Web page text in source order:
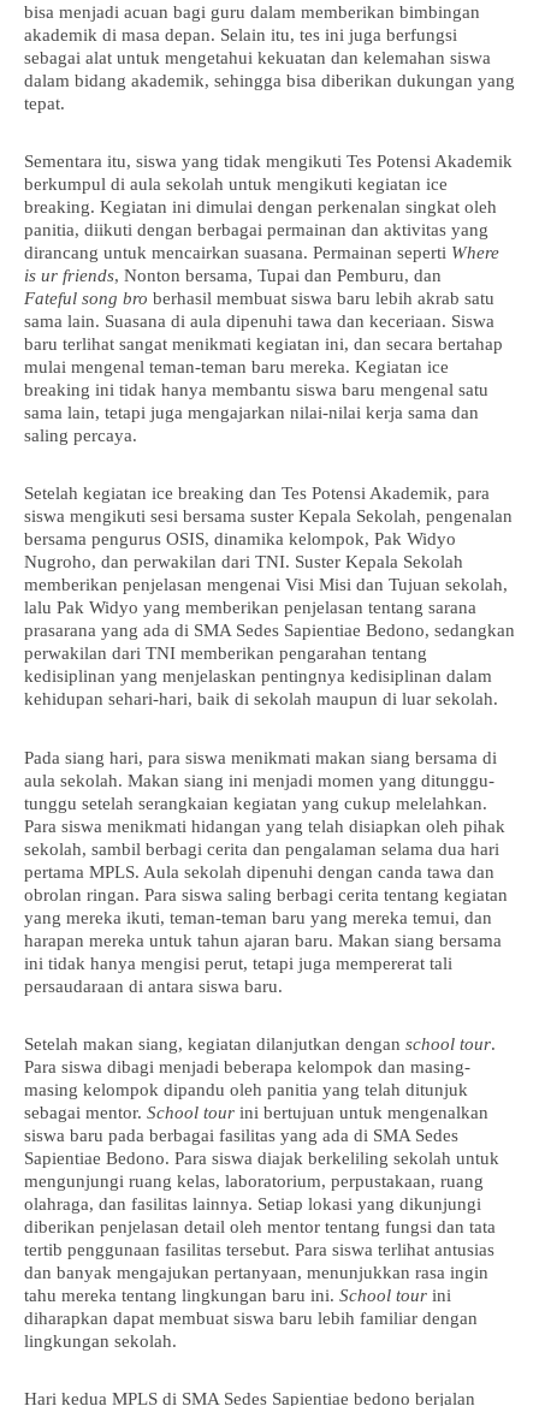
bisa menjadi acuan bagi guru dalam memberikan bimbingan
akademik di masa depan. Selain itu, tes ini juga berfungsi
sebagai alat untuk mengetahui kekuatan dan kelemahan siswa
dalam bidang akademik, sehingga bisa diberikan dukungan yang
tepat.
Sementara itu, siswa yang tidak mengikuti Tes Potensi Akademik
berkumpul di aula sekolah untuk mengikuti kegiatan ice
breaking. Kegiatan ini dimulai dengan perkenalan singkat oleh
panitia, diikuti dengan berbagai permainan dan aktivitas yang
dirancang untuk mencairkan suasana. Permainan seperti Where
is ur friends, Nonton bersama, Tupai dan Pemburu, dan
Fateful song bro berhasil membuat siswa baru lebih akrab satu
sama lain. Suasana di aula dipenuhi tawa dan keceriaan. Siswa
baru terlihat sangat menikmati kegiatan ini, dan secara bertahap
mulai mengenal teman-teman baru mereka. Kegiatan ice
breaking ini tidak hanya membantu siswa baru mengenal satu
sama lain, tetapi juga mengajarkan nilai-nilai kerja sama dan
saling percaya.
Setelah kegiatan ice breaking dan Tes Potensi Akademik, para
siswa mengikuti sesi bersama suster Kepala Sekolah, pengenalan
bersama pengurus OSIS, dinamika kelompok, Pak Widyo
Nugroho, dan perwakilan dari TNI. Suster Kepala Sekolah
memberikan penjelasan mengenai Visi Misi dan Tujuan sekolah,
lalu Pak Widyo yang memberikan penjelasan tentang sarana
prasarana yang ada di SMA Sedes Sapientiae Bedono, sedangkan
perwakilan dari TNI memberikan pengarahan tentang
kedisiplinan yang menjelaskan pentingnya kedisiplinan dalam
kehidupan sehari-hari, baik di sekolah maupun di luar sekolah.
Pada siang hari, para siswa menikmati makan siang bersama di
aula sekolah. Makan siang ini menjadi momen yang ditunggu-
tunggu setelah serangkaian kegiatan yang cukup melelahkan.
Para siswa menikmati hidangan yang telah disiapkan oleh pihak
sekolah, sambil berbagi cerita dan pengalaman selama dua hari
pertama MPLS. Aula sekolah dipenuhi dengan canda tawa dan
obrolan ringan. Para siswa saling berbagi cerita tentang kegiatan
yang mereka ikuti, teman-teman baru yang mereka temui, dan
harapan mereka untuk tahun ajaran baru. Makan siang bersama
ini tidak hanya mengisi perut, tetapi juga mempererat tali
persaudaraan di antara siswa baru.
Setelah makan siang, kegiatan dilanjutkan dengan school tour.
Para siswa dibagi menjadi beberapa kelompok dan masing-
masing kelompok dipandu oleh panitia yang telah ditunjuk
sebagai mentor. School tour ini bertujuan untuk mengenalkan
siswa baru pada berbagai fasilitas yang ada di SMA Sedes
Sapientiae Bedono. Para siswa diajak berkeliling sekolah untuk
mengunjungi ruang kelas, laboratorium, perpustakaan, ruang
olahraga, dan fasilitas lainnya. Setiap lokasi yang dikunjungi
diberikan penjelasan detail oleh mentor tentang fungsi dan tata
tertib penggunaan fasilitas tersebut. Para siswa terlihat antusias
dan banyak mengajukan pertanyaan, menunjukkan rasa ingin
tahu mereka tentang lingkungan baru ini. School tour ini
diharapkan dapat membuat siswa baru lebih familiar dengan
lingkungan sekolah.
Hari kedua MPLS di SMA Sedes Sapientiae bedono berjalan